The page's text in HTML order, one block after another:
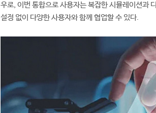
우로, 이번 통합으로 사용자는 복잡한 시뮬레이션과
설정 없이 다양한 사용자와 함께 협업할 수 있다.